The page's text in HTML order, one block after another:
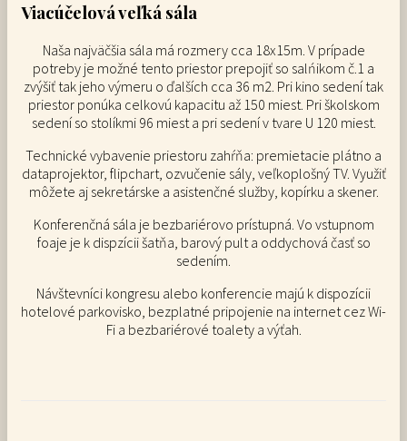
Viacúčelová veľká sála
Naša najväčšia sála má rozmery cca 18x15m. V prípade
potreby je možné tento priestor prepojiť so salńikom č.1 a
zvýšiť tak jeho výmeru o ďalších cca 36 m2. Pri kino sedení tak
priestor ponúka celkovú kapacitu až 150 miest. Pri školskom
sedení so stolíkmi 96 miest a pri sedení v tvare U 120 miest.
Technické vybavenie priestoru zahŕňa: premietacie plátno a
dataprojektor, flipchart, ozvučenie sály, veľkoplošný TV. Využiť
môžete aj sekretárske a asistenčné služby, kopírku a skener.
Konferenčná sála je bezbariérovo prístupná. Vo vstupnom
foaje je k dispzícii šatňa, barový pult a oddychová časť so
sedením.
Návštevníci kongresu alebo konferencie majú k dispozícii
hotelové parkovisko, bezplatné pripojenie na internet cez Wi-
Fi a bezbariérové toalety a výťah.